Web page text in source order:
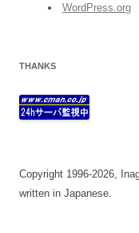
WordPress.org
THANKS
Copyright 1996-2026,
written in Japanese.